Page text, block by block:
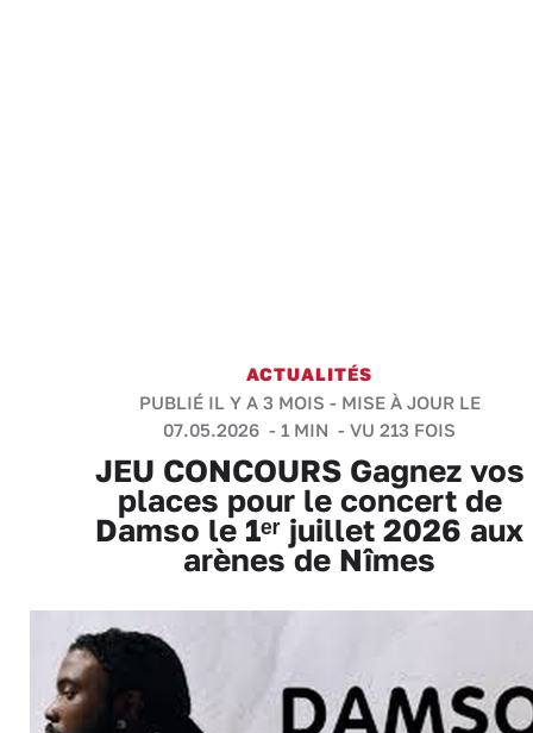
ACTUALITÉS
PUBLIÉ IL Y A 3 MOIS - MISE À JOUR LE
07.05.2026 - 1 MIN - VU 213 FOIS
JEU CONCOURS Gagnez vos
places pour le concert de
Damso le 1ᵉʳ juillet 2026 aux
arènes de Nîmes